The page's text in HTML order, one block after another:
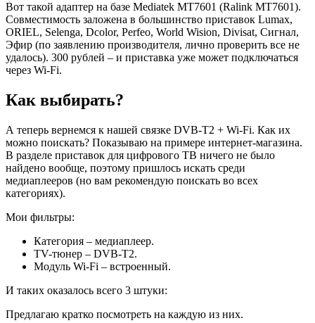
Вот такой адаптер на базе Mediatek MT7601 (Ralink MT7601).
Совместимость заложена в большинство приставок Lumax,
ORIEL, Selenga, Dcolor, Perfeo, World Wision, Divisat, Сигнал,
Эфир (по заявлению производителя, лично проверить все не
удалось). 300 рублей – и приставка уже может подключаться
через Wi-Fi.
Как выбирать?
А теперь вернемся к нашей связке DVB-T2 + Wi-Fi. Как их
можно поискать? Показываю на примере интернет-магазина.
В разделе приставок для цифрового ТВ ничего не было
найдено вообще, поэтому пришлось искать среди
медиаплееров (но вам рекомендую поискать во всех
категориях).
Мои фильтры:
Категория – медиаплеер.
TV-тюнер – DVB-T2.
Модуль Wi-Fi – встроенный.
И таких оказалось всего 3 штуки:
Предлагаю кратко посмотреть на каждую из них.